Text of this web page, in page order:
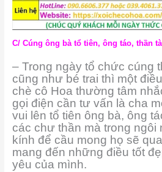
C/ Cúng ông bà tổ tiên, ông táo, thần
– Trong ngày tổ chức cúng
cũng như bé trai thì một
chè cô Hoa thường tâm
gọi điện cần tư vấn là cha
vui lên tổ tiên ông bà, ông
các chư thần mà trong ngôi
kính để cầu mong họ sẽ
mang đến những điều tốt
yêu của mình.